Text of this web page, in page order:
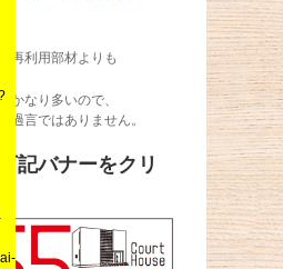
再利用部材よりも
かなり多いので、
過言ではありません。
記バナーをクリ